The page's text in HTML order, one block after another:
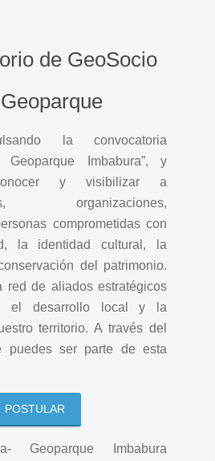
de GeoSocio
la convocatoria
Geoparque Imbabura”, y
y visibilizar a
organizaciones,
comprometidas con
la identidad cultural, la
del patrimonio.
red de aliados estratégicos
el desarrollo local y la
territorio. A través del
puedes ser parte de esta
POSTULAR
Geoparque Imbabura